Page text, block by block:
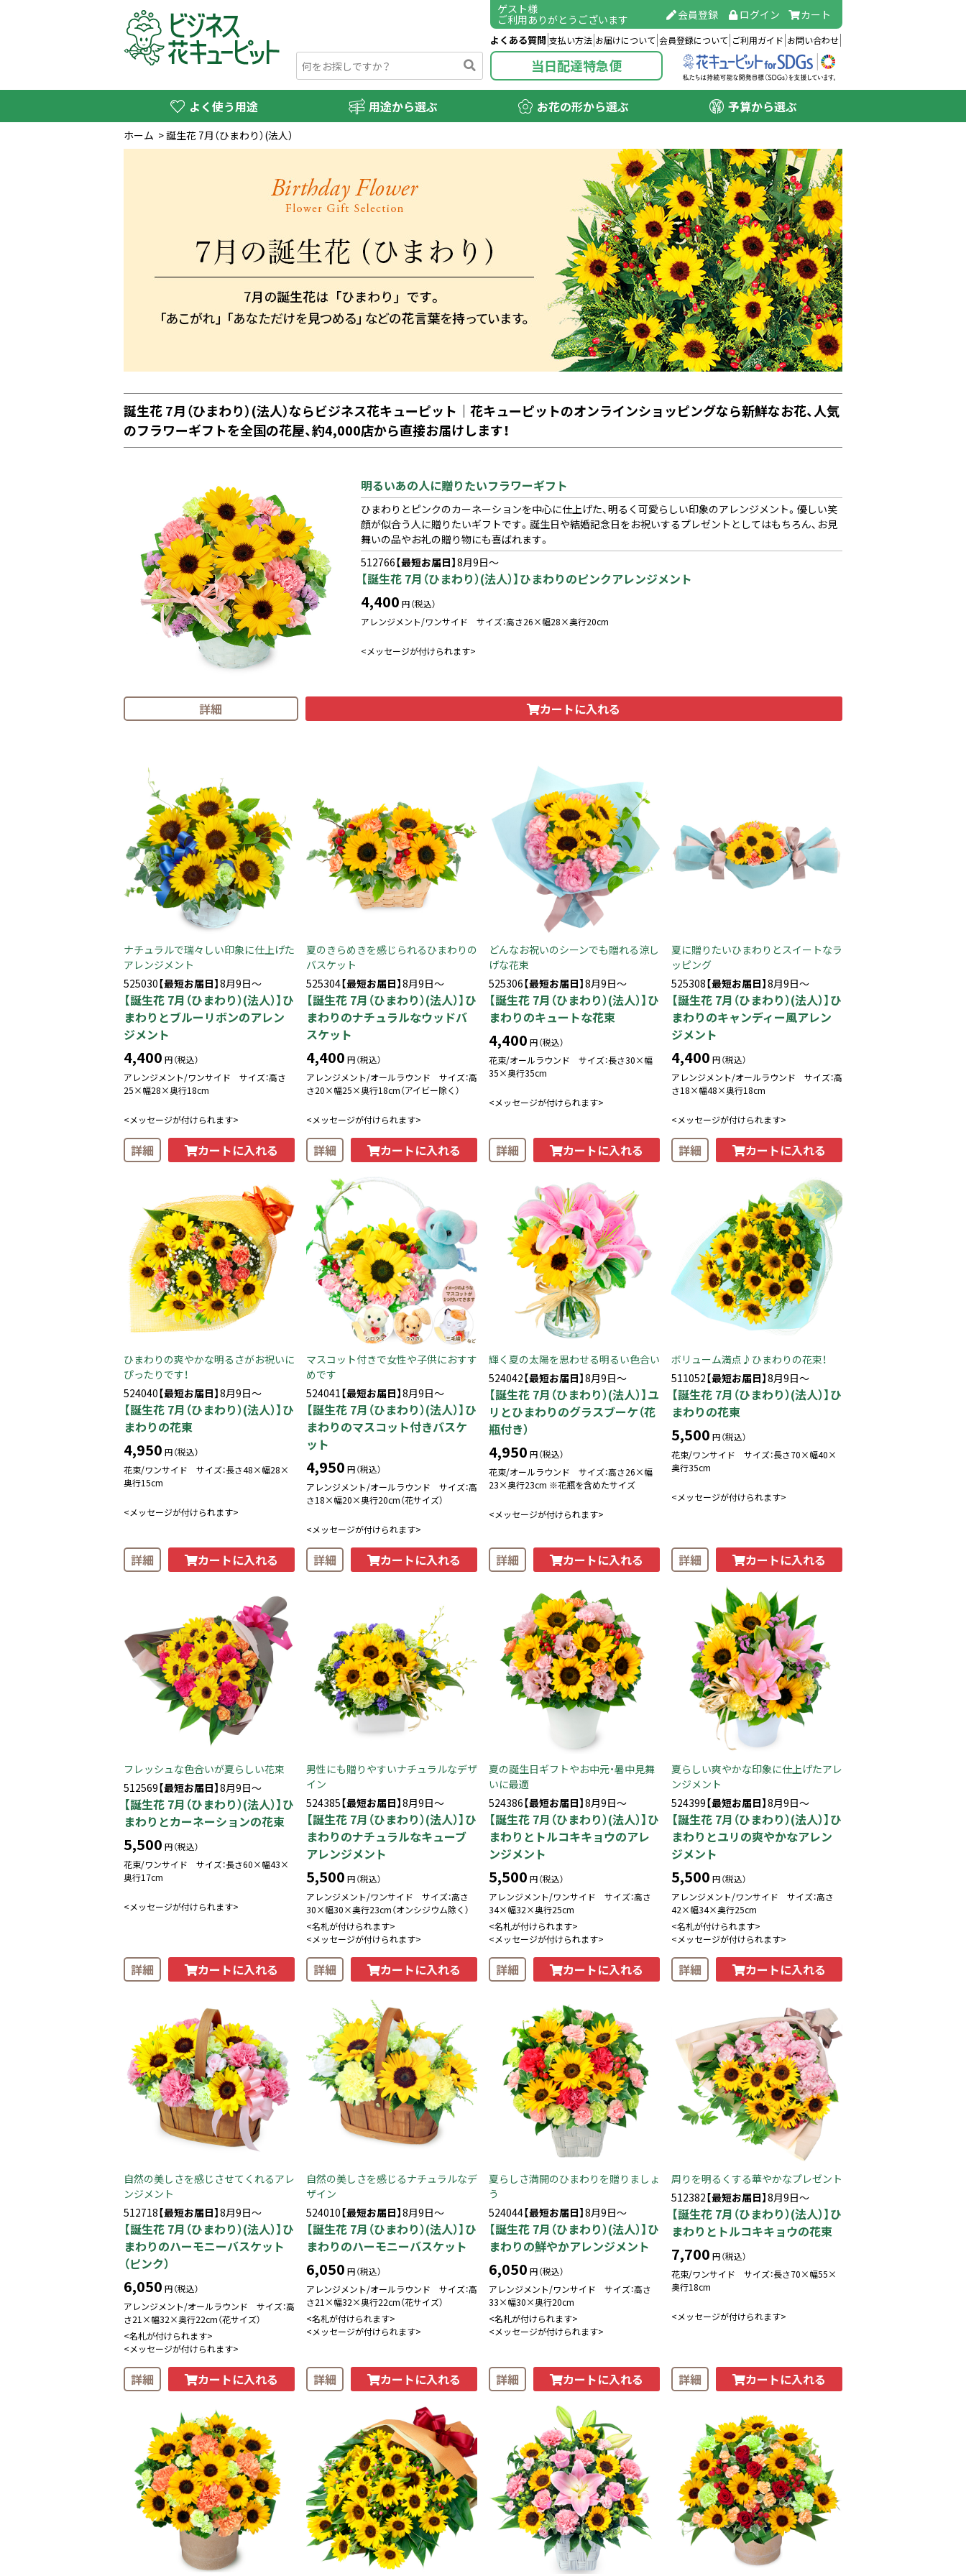
ゲスト様
ご利用ありがとうございます 会員登録 ログイン カート
よくある質問 支払い方法 お届けについて 会員登録について ご利用ガイド お問い合わせ
当日配達特急便
よく使う用途 用途から選ぶ お花の形から選ぶ 予算から選ぶ
ホーム >誕生花 7月（ひまわり）(法人）
誕生花 7月（ひまわり）(法人）ならビジネス花キューピット｜花キューピットのオンラインショッピングなら新鮮なお花、人気
のフラワーギフトを全国の花屋、約4,000店から直接お届けします！
明るいあの人に贈りたいフラワーギフト
ひまわりとピンクのカーネーションを中心に仕上げた、明るく可愛らしい印象のアレンジメント。優しい笑
顔が似合う人に贈りたいギフトです。誕生日や結婚記念日をお祝いするプレゼントとしてはもちろん、お見
舞いの品やお礼の贈り物にも喜ばれます。
512766【最短お届日】8月9日～
【誕生花 7月（ひまわり）(法人）】ひまわりのピンクアレンジメント
4,400 円（税込）
アレンジメント/ワンサイド サイズ：高さ26×幅28×奥行20cm
<メッセージが付けられます>
詳細 カートに入れる
ナチュラルで瑞々しい印象に仕上げた
アレンジメント
525030【最短お届日】8月9日～
【誕生花 7月（ひまわり）(法人）】ひ
まわりとブルーリボンのアレン
ジメント
4,400 円（税込）
アレンジメント/ワンサイド サイズ：高さ
25×幅28×奥行18cm
<メッセージが付けられます>
詳細 カートに入れる
夏のきらめきを感じられるひまわりの
バスケット
525304【最短お届日】8月9日～
【誕生花 7月（ひまわり）(法人）】ひ
まわりのナチュラルなウッドバ
スケット
4,400 円（税込）
アレンジメント/オールラウンド サイズ：高
さ20×幅25×奥行18cm（アイビー除く）
<メッセージが付けられます>
詳細 カートに入れる
どんなお祝いのシーンでも贈れる涼し
げな花束
525306【最短お届日】8月9日～
【誕生花 7月（ひまわり）(法人）】ひ
まわりのキュートな花束
4,400 円（税込）
花束/オールラウンド サイズ：長さ30×幅
35×奥行35cm
<メッセージが付けられます>
詳細 カートに入れる
夏に贈りたいひまわりとスイートなラ
ッピング
525308【最短お届日】8月9日～
【誕生花 7月（ひまわり）(法人）】ひ
まわりのキャンディー風アレン
ジメント
4,400 円（税込）
アレンジメント/オールラウンド サイズ：高
さ18×幅48×奥行18cm
<メッセージが付けられます>
詳細 カートに入れる
ひまわりの爽やかな明るさがお祝いに
ぴったりです！
524040【最短お届日】8月9日～
【誕生花 7月（ひまわり）(法人）】ひ
まわりの花束
4,950 円（税込）
花束/ワンサイド サイズ：長さ48×幅28×
奥行15cm
<メッセージが付けられます>
詳細 カートに入れる
マスコット付きで女性や子供におすす
めです
524041【最短お届日】8月9日～
【誕生花 7月（ひまわり）(法人）】ひ
まわりのマスコット付きバスケ
ット
4,950 円（税込）
アレンジメント/オールラウンド サイズ：高
さ18×幅20×奥行20cm（花サイズ）
<メッセージが付けられます>
詳細 カートに入れる
輝く夏の太陽を思わせる明るい色合い
524042【最短お届日】8月9日～
【誕生花 7月（ひまわり）(法人）】ユ
リとひまわりのグラスブーケ（花
瓶付き）
4,950 円（税込）
花束/オールラウンド サイズ：高さ26×幅
23×奥行23cm ※花瓶を含めたサイズ
<メッセージが付けられます>
詳細 カートに入れる
ボリューム満点♪ひまわりの花束！
511052【最短お届日】8月9日～
【誕生花 7月（ひまわり）(法人）】ひ
まわりの花束
5,500 円（税込）
花束/ワンサイド サイズ：長さ70×幅40×
奥行35cm
<メッセージが付けられます>
詳細 カートに入れる
フレッシュな色合いが夏らしい花束
512569【最短お届日】8月9日～
【誕生花 7月（ひまわり）(法人）】ひ
まわりとカーネーションの花束
5,500 円（税込）
花束/ワンサイド サイズ：長さ60×幅43×
奥行17cm
<メッセージが付けられます>
詳細 カートに入れる
男性にも贈りやすいナチュラルなデザ
イン
524385【最短お届日】8月9日～
【誕生花 7月（ひまわり）(法人）】ひ
まわりのナチュラルなキューブ
アレンジメント
5,500 円（税込）
アレンジメント/ワンサイド サイズ：高さ
30×幅30×奥行23cm（オンシジウム除く）
<名札が付けられます>
<メッセージが付けられます>
詳細 カートに入れる
夏の誕生日ギフトやお中元・暑中見舞
いに最適
524386【最短お届日】8月9日～
【誕生花 7月（ひまわり）(法人）】ひ
まわりとトルコキキョウのアレ
ンジメント
5,500 円（税込）
アレンジメント/ワンサイド サイズ：高さ
34×幅32×奥行25cm
<名札が付けられます>
<メッセージが付けられます>
詳細 カートに入れる
夏らしい爽やかな印象に仕上げたアレ
ンジメント
524399【最短お届日】8月9日～
【誕生花 7月（ひまわり）(法人）】ひ
まわりとユリの爽やかなアレン
ジメント
5,500 円（税込）
アレンジメント/ワンサイド サイズ：高さ
42×幅34×奥行25cm
<名札が付けられます>
<メッセージが付けられます>
詳細 カートに入れる
自然の美しさを感じさせてくれるアレ
ンジメント
512718【最短お届日】8月9日～
【誕生花 7月（ひまわり）(法人）】ひ
まわりのハーモニーバスケット
（ピンク）
6,050 円（税込）
アレンジメント/オールラウンド サイズ：高
さ21×幅32×奥行22cm（花サイズ）
<名札が付けられます>
<メッセージが付けられます>
詳細 カートに入れる
自然の美しさを感じるナチュラルなデ
ザイン
524010【最短お届日】8月9日～
【誕生花 7月（ひまわり）(法人）】ひ
まわりのハーモニーバスケット
6,050 円（税込）
アレンジメント/オールラウンド サイズ：高
さ21×幅32×奥行22cm（花サイズ）
<名札が付けられます>
<メッセージが付けられます>
詳細 カートに入れる
夏らしさ満開のひまわりを贈りましょ
う
524044【最短お届日】8月9日～
【誕生花 7月（ひまわり）(法人）】ひ
まわりの鮮やかアレンジメント
6,050 円（税込）
アレンジメント/ワンサイド サイズ：高さ
33×幅30×奥行20cm
<名札が付けられます>
<メッセージが付けられます>
詳細 カートに入れる
周りを明るくする華やかなプレゼント
512382【最短お届日】8月9日～
【誕生花 7月（ひまわり）(法人）】ひ
まわりとトルコキキョウの花束
7,700 円（税込）
花束/ワンサイド サイズ：長さ70×幅55×
奥行18cm
<メッセージが付けられます>
詳細 カートに入れる